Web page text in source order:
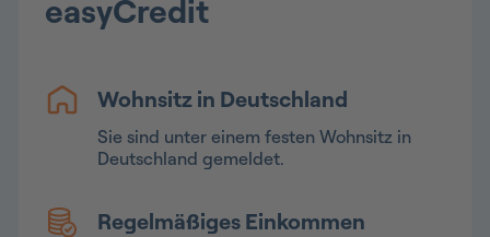
easyCredit
Wohnsitz in Deutschland
Sie sind unter einem festen Wohnsitz in
Deutschland gemeldet.
Regelmäßiges Einkommen